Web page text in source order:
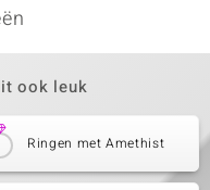
ook leuk
Ringen met Amethist